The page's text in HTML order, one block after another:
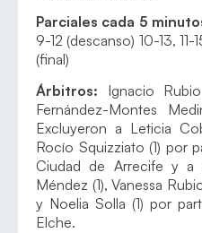
Parciales cada 5
9-12 (descanso) 10-13, 11-
(final)
Árbitros: Ignacio
Fernández-Montes
Excluyeron a Leticia
Rocío Squizziato (1) por
Ciudad de Arrecife y a
Méndez (1), Vanessa
y Noelia Solla (1) por
Elche.